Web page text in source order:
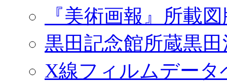
『美術画報』所載
黒田記念館所蔵黒
X線フィルムデータ